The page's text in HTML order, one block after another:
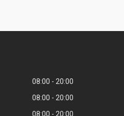
08:00
20:00
08:00
20:00
08:00
20:00